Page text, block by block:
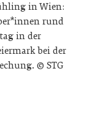
in Wien:
rund
in der
bei der
© STG